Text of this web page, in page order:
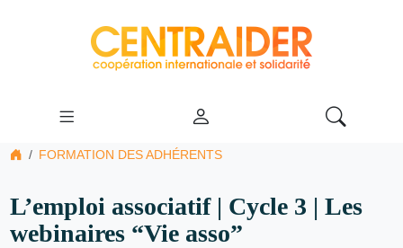
FORMATION DES ADHÉRENTS
L’emploi associatif | Cycle 3 | Les
webinaires “Vie asso”